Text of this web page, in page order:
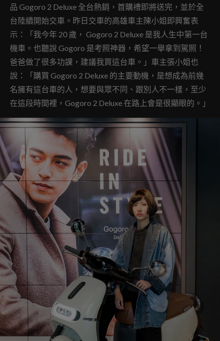
品 Gogoro 2 Deluxe 全台熱銷，首購禮即將送完，並於全
台陸續開始交車。昨日交車的高雄車主陳小姐即興奮表
示：「我今年 20 歲， Gogoro 2 Deluxe 是我人生中第一台
機車。也聽說 Gogoro 是考照神器，希望一舉拿到駕照！
爸爸做了很多功課，建議我買這台車。」車主張小姐也
說：「購買 Gogoro 2 Deluxe 的主要動機，是想成為前幾
名擁有這台車的人，想要與眾不同、跟別人不一樣，至少
在這段時間裡，Gogoro 2 Deluxe 在路上會是很顯眼的。」